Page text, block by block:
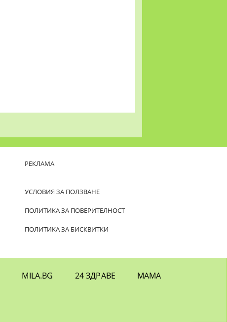
РЕКЛАМА
УСЛОВИЯ ЗА ПОЛЗВАНЕ
ПОЛИТИКА ЗА ПОВЕРИТЕЛНОСТ
ПОЛИТИКА ЗА БИСКВИТКИ
MILA.BG 24 ЗДРАВЕ
МАМА